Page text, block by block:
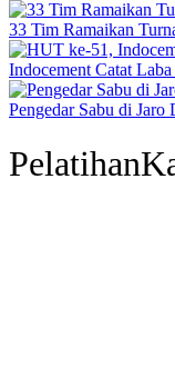
33 Tim Ramaikan
Indocement Catat
Pengedar Sabu di